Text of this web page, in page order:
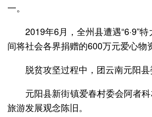
一。
2019年6月，全州县遭遇“6·9”
间将社会各界捐赠的600万元爱心物
脱贫攻坚过程中，团云南元阳
元阳县新街镇爱春村委会阿者
旅游发展观念陈旧。